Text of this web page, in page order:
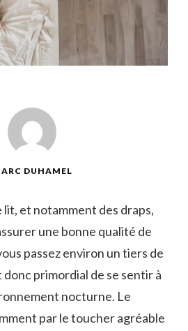
DUHAMEL
lit, et notamment des draps,
une bonne qualité de
passez environ un tiers de
primordial de se sentir à
nocturne. Le
par le toucher agréable